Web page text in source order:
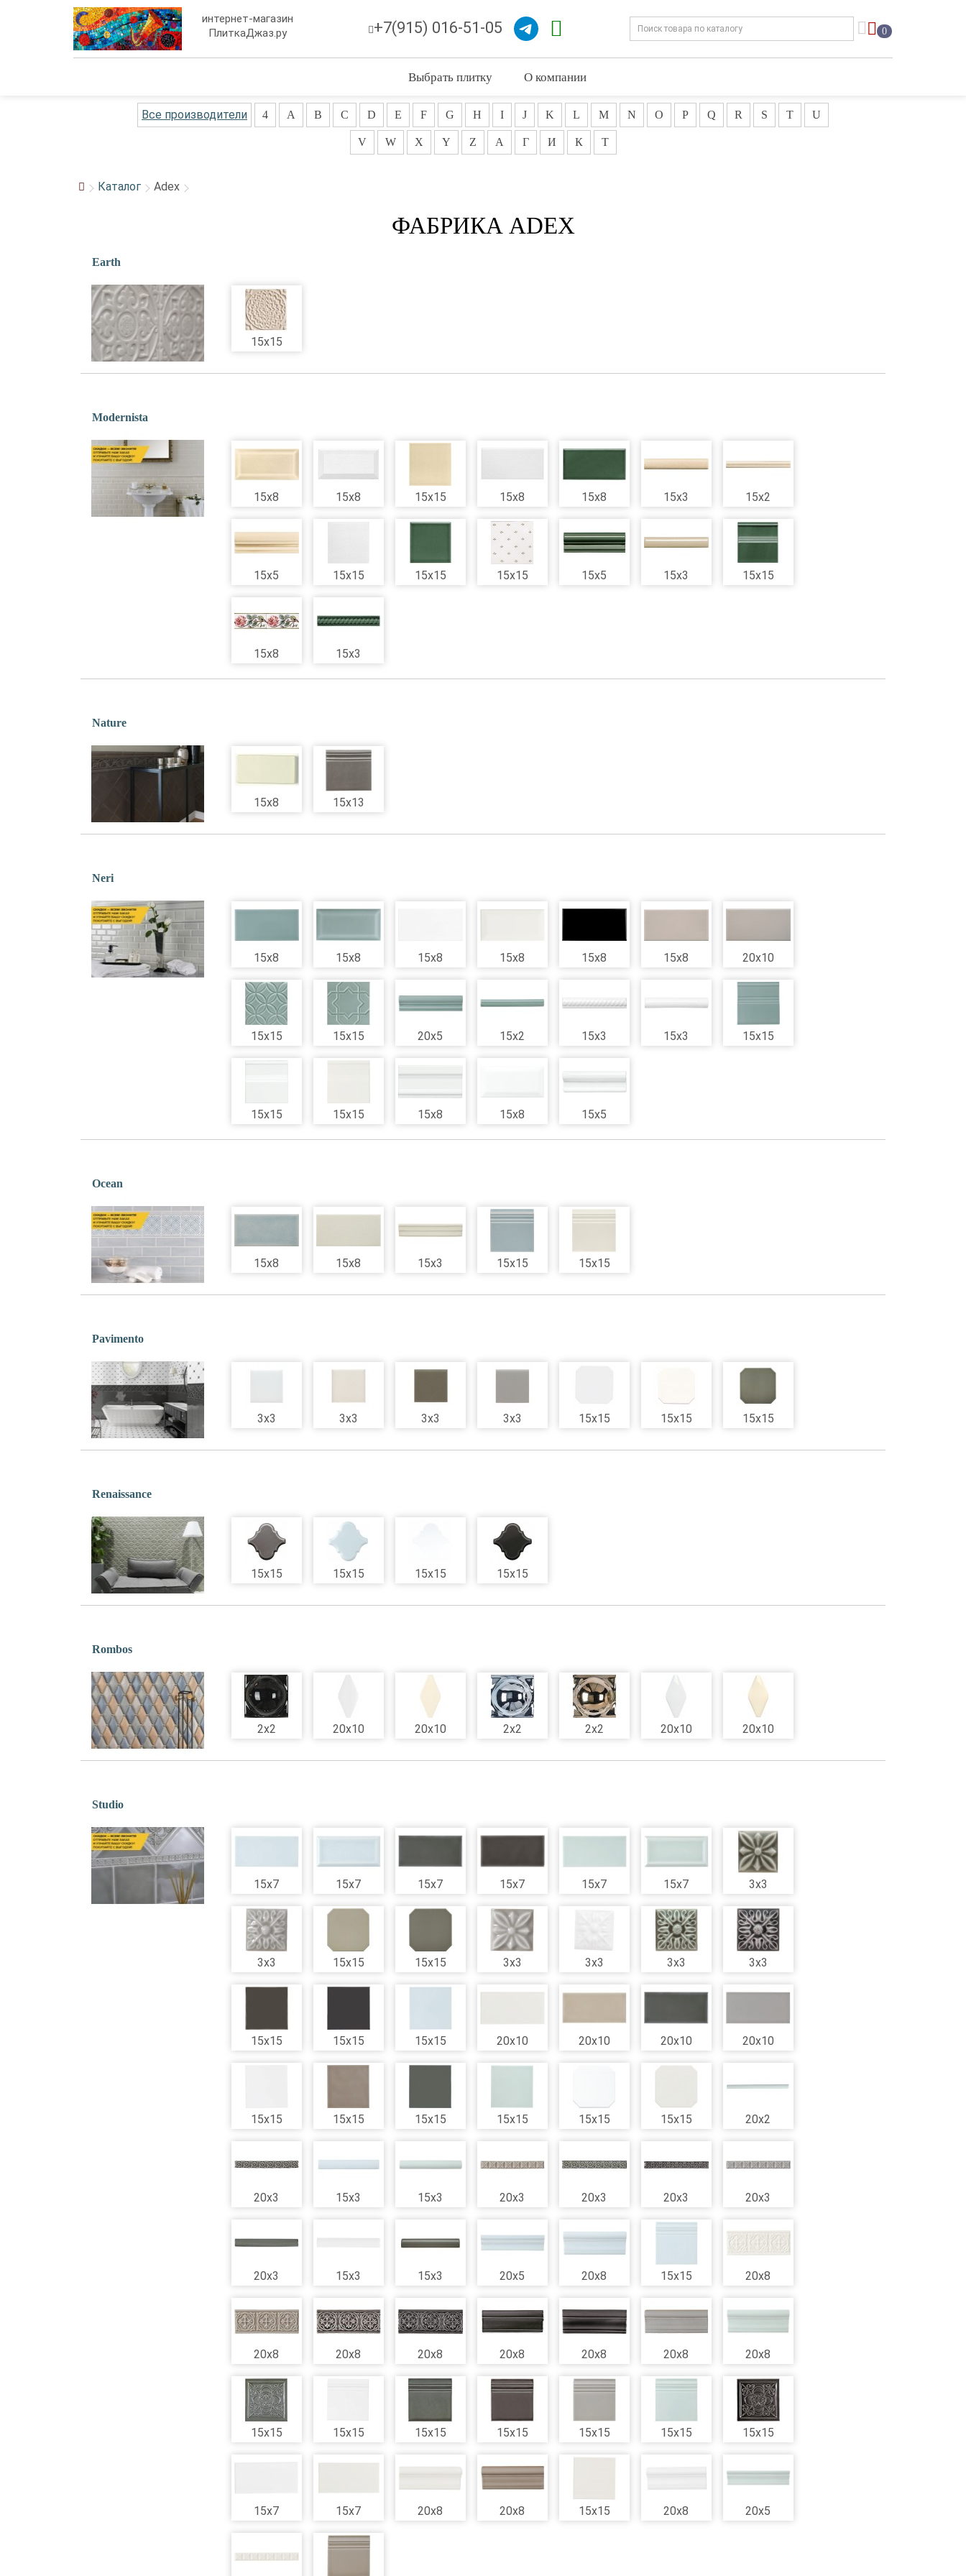
интернет-магазин
ПлиткаДжаз.ру
+7(915) 016-51-05 0
Выбрать плитку О компании
Все производители 4 A B C D E F G H I J K L M N O P Q R S T U
V W X Y Z А Г И К Т
Каталог Adex
ФАБРИКА ADEX
Earth
15x15
Modernista
15x8 15x8 15x15 15x8 15x8 15x3 15x2
15x5 15x15 15x15 15x15 15x5 15x3 15x15
15x8 15x3
Nature
15x8 15x13
Neri
15x8 15x8 15x8 15x8 15x8 15x8 20x10
15x15 15x15 20x5 15x2 15x3 15x3 15x15
15x15 15x15 15x8 15x8 15x5
Ocean
15x8 15x8 15x3 15x15 15x15
Pavimento
3x3 3x3 3x3 3x3 15x15 15x15 15x15
Renaissance
15x15 15x15 15x15 15x15
Rombos
2x2 20x10 20x10 2x2 2x2 20x10 20x10
Studio
15x7 15x7 15x7 15x7 15x7 15x7 3x3
3x3 15x15 15x15 3x3 3x3 3x3 3x3
15x15 15x15 15x15 20x10 20x10 20x10 20x10
15x15 15x15 15x15 15x15 15x15 15x15 20x2
20x3 15x3 15x3 20x3 20x3 20x3 20x3
20x3 15x3 15x3 20x5 20x8 15x15 20x8
20x8 20x8 20x8 20x8 20x8 20x8 20x8
15x15 15x15 15x15 15x15 15x15 15x15 15x15
15x7 15x7 20x8 20x8 15x15 20x8 20x5